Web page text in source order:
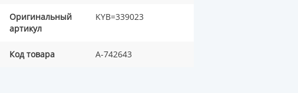
Оригинальный
артикул
KYB=339023
Код товара A-742643